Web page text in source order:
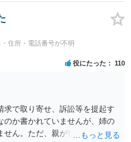
住所・電話番号が不明
役にたった 110
で取り寄せ、訴訟等を提起す
のか書かれていませんが、姉の
せん。ただ、親が亡くなって相